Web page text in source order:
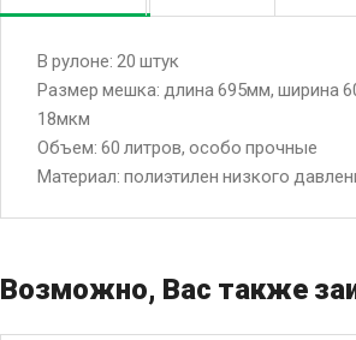
В рулоне: 20 штук
Размер мешка: длина 695мм, ширина
18мкм
Объем: 60 литров, особо прочные
Материал: полиэтилен низкого
Возможно, Вас также